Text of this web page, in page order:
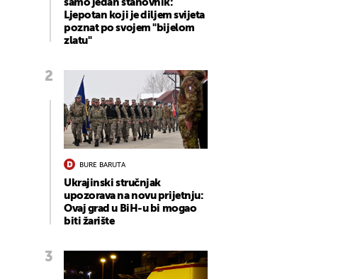
samo jedan stanovnik:
Ljepotan koji je diljem svijeta
poznat po svojem "bijelom
zlatu"
BURE BARUTA
Ukrajinski stručnjak
upozorava na novu prijetnju:
Ovaj grad u BiH-u bi mogao
biti žarište